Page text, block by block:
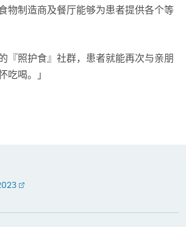
物制造商及餐厅能够为患者提供各个等
『照护食』社群，患者就能再次与亲朋
吃喝。」